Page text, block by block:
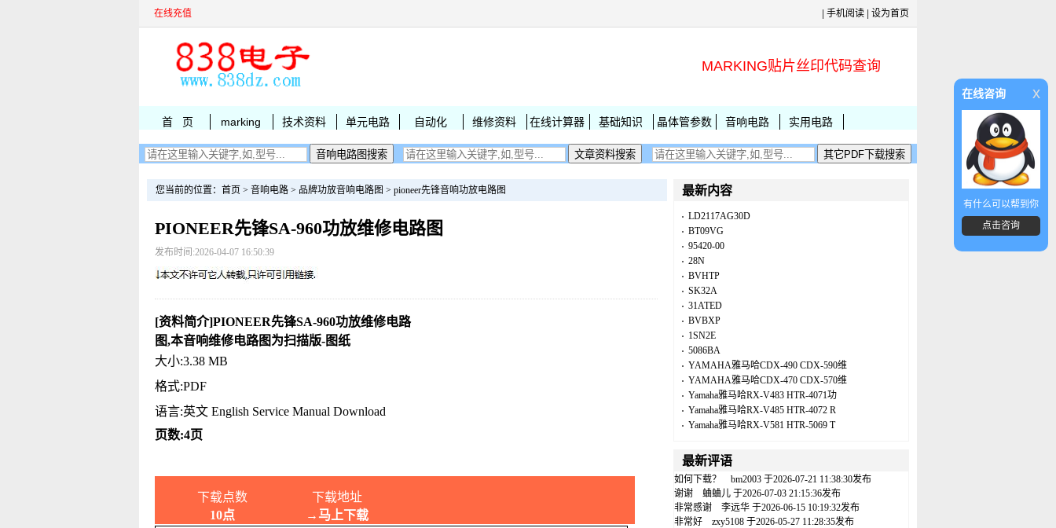
在线充值 手机阅读 设为首页
MARKING贴片丝印代码查询
首 页 marking 技术资料 单元电路 自动化 维修资料 在线计算器 基础知识 晶体管参数 音响电路 实用电路
您当前的位置： 首页 > 音响电路 > 品牌功放音响电路图 > pioneer先锋音响功放电路图
PIONEER先锋SA-960功放维修电路图
发布时间:2026-04-07 16:50:39
[资料简介]PIONEER先锋SA-960功放维修电路
图,本音响维修电路图为扫描版-图纸
大小:3.38 MB
格式:PDF
语言:英文 English Service Manual Download
页数:4页
下载点数
下载地址
10点
→马上下载
最新内容
LD2117AG30D
BT09VG
95420-00
28N
BVHTP
SK32A
31ATED
BVBXP
1SN2E
5086BA
YAMAHA雅马哈CDX-490 CDX-590维
YAMAHA雅马哈CDX-470 CDX-570维
Yamaha雅马哈RX-V483 HTR-4071功
Yamaha雅马哈RX-V485 HTR-4072 R
Yamaha雅马哈RX-V581 HTR-5069 T
最新评语
如何下载？ bm2003 于2026-07-21 11:38:30发布
谢谢
蛐蛐儿 于2026-07-03 21:15:36发布
非常感谢
李远华 于2026-06-15 10:19:32发布
非常好
zxy5108 于2026-05-27 11:28:35发布
在线咨询 x
有什么可以帮到你
点击咨询